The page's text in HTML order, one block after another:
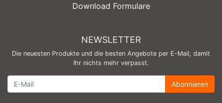
Download Formulare
NEWSLETTER
Die neuesten Produkte und die besten Angebote per E-Mail, damit
Ihr nichts mehr verpasst.
Abonnieren